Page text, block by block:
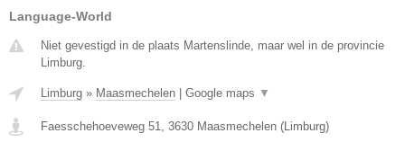
Language-World
Niet gevestigd in de plaats Martenslinde, maar wel in de provincie
Limburg.
Limburg » Maasmechelen Google maps ▼
Faesschehoeveweg 51 3630 Maasmechelen ( Limburg)